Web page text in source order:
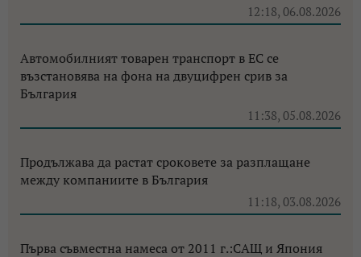
12:18, 06.08.2026
Автомобилният товарен транспорт в ЕС се
възстановява на фона на двуцифрен срив за
България
11:38, 05.08.2026
Продължава да растат сроковете за разплащане
между компаниите в България
11:18, 03.08.2026
Първа съвместна намеса от 2011 г.:САЩ и Япония